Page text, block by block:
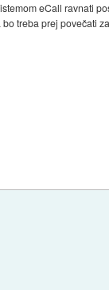
eCall ravnati
treba prej povečati